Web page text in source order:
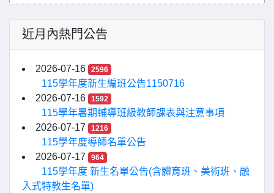
近月內熱門公告
2026-07-16 2596
115學年度新生編班公告1150716
2026-07-16
1592
115學年暑期輔導班級教師課表與注意事項
2026-07-17
1216
115學年度導師名單公告
2026-07-17
964
115學年度 新生名單公告(含體育班、美術班、融
入式特教生名單)